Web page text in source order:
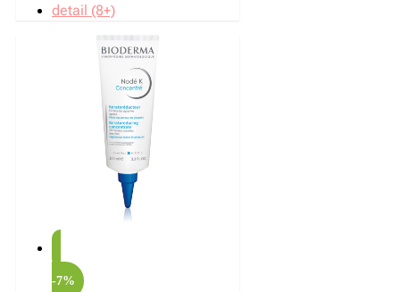
detail (8+)
-7%